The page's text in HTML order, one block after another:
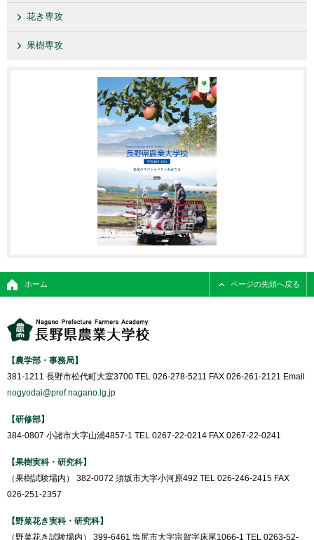
花き専攻
果樹専攻
ホーム ページの先頭へ戻る
【農学部・事務局】
381-1211 長野市松代町大室3700 TEL 026-278-5211 FAX 026-261-2121 Email
nogyodai@pref.nagano.lg.jp
【研修部】
384-0807 小諸市大字山浦4857-1 TEL 0267-22-0214 FAX 0267-22-0241
【果樹実科・研究科】
（果樹試験場内） 382-0072 須坂市大字小河原492 TEL 026-246-2415 FAX
026-251-2357
【野菜花き実科・研究科】
（野菜花き試験場内） 399-6461 塩尻市大字宗賀字床尾1066-1 TEL 0263-52-